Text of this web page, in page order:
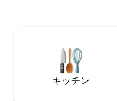
トにはカトラリー、お皿
プに加えて、お茶、コー
用意されています。
キッチン